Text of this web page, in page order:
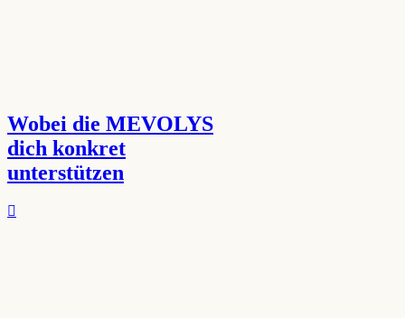
Wobei die MEVOLYS
dich konkret
unterstützen